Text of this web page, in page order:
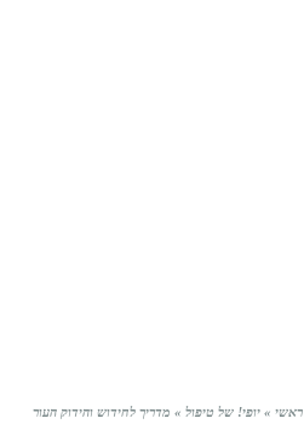
ראשי » יופי! של טיפול » מדריך לחידוש והידוק העור